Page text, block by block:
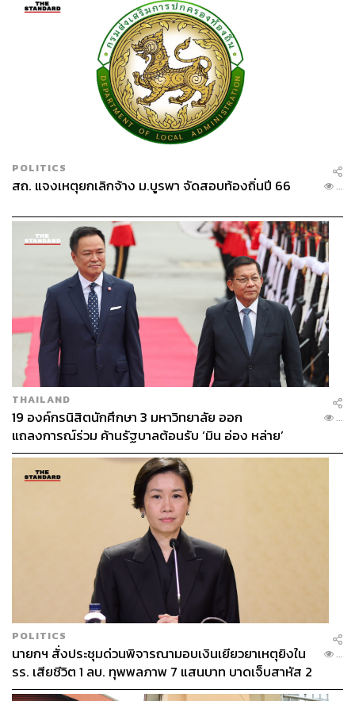
POLITICS
สถ. แจงเหตุยกเลิกจ้าง ม.บูรพา จัดสอบท้องถิ่นปี 66 ...
THAILAND
19 องค์กรนิสิตนักศึกษา 3 มหาวิทยาลัย ออก
แถลงการณ์ร่วม ค้านรัฐบาลต้อนรับ ‘มิน อ่อง หล่าย’
...
POLITICS
นายกฯ สั่งประชุมด่วนพิจารณามอบเงินเยียวยาเหตุยิงใน
รร. เสียชีวิต 1 ลบ. ทุพพลภาพ 7 แสนบาท บาดเจ็บสาหัส 2
แสนบาท บาดเจ็บเล็กน้อย 1 แสนบาท
...